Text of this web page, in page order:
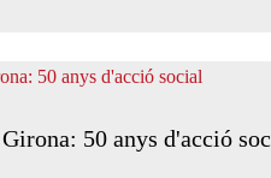
50 anys d'acció